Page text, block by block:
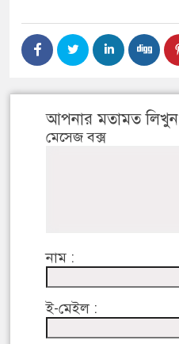
আপনার মতামত লিখুন
মেসেজ বক্স
নাম :
ই-মেইল :